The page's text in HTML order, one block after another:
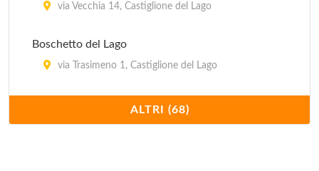
Internazionale Assisi
via Vecchia 14, Castiglione del Lago
Boschetto del Lago
via Trasimeno 1, Castiglione del Lago
località Torregrosso 19/A, Castel Ritaldi
ALTRI (68)